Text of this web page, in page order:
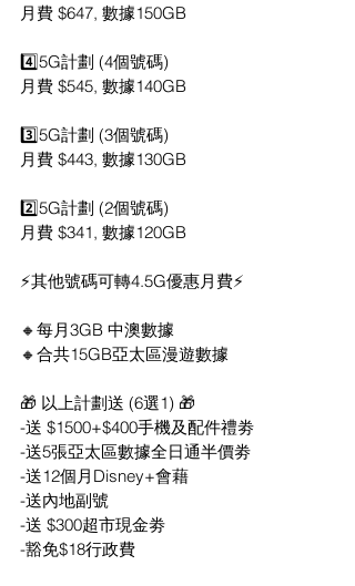
月費 $647, 數據150GB
4️⃣5G計劃 (4個號碼)
月費 $545, 數據140GB
3️⃣5G計劃 (3個號碼)
月費 $443, 數據130GB
2️⃣5G計劃 (2個號碼)
月費 $341, 數據120GB
⚡️其他號碼可轉4.5G優惠月費⚡️
🔸每月3GB 中澳數據
🔸合共15GB亞太區漫遊數據
🎁 以上計劃送 (6選1) 🎁
-送 $1500+$400手機及配件禮劵
-送5張亞太區數據全日通半價劵
-送12個月Disney+會藉
-送內地副號
-送 $300超市現金劵
-豁免$18行政費